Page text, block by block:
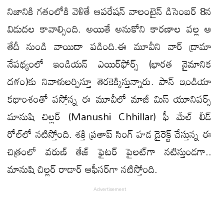
నిజానికి గతంలోకి వెళితే ఆపరేషన్ వాలంటైన్ డిసెంబర్ 8న
విడుదల కావాల్సింది. అయితే అనుకోని కారణాల వల్ల ఆ
తేదీ నుండి వాయిదా పడింది.ఈ మూవీని వార్‌ డ్రామా
నేపథ్యంలో ఇండియన్‌ ఎయిర్‌ఫోర్స్ (భారత వైమానిక
దళం)కు నివాళులర్పిస్తూ తెరకెక్కిస్తున్నారు. పాన్ ఇండియా
కథాంశంతో వస్తోన్న ఈ మూవీలో మాజీ మిస్ యూనివర్స్‌
మానుషి చిల్లర్‌ (Manushi Chhillar) ఫీ మేల్ లీడ్
రోల్‌లో నటిస్తోంది. శక్తి ప్రతాప్‌ సింగ్‌ హడ డైరెక్ట్‌ చేస్తున్న ఈ
చిత్రంలో వరుణ్‌ తేజ్‌ ఫైటర్‌ పైలట్‌గా నటిస్తుండగా..
మానుషి చిల్లర్‌ రాడార్‌ ఆఫీసర్‌గా నటిస్తోంది.